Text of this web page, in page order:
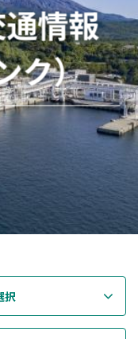
情報
ク）
択